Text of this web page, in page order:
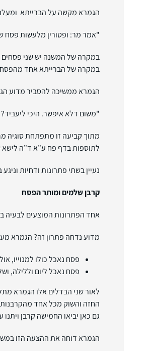
הגמרא מקשה על הברייתא
"אמר מר: ופטורין מלעשות פסח
במקרה של המשנה יש שני פסחים
במקרה של הברייתא אחד
הגמרא ממשיכה להסביר מדוע
"משום דלא איפשר. היכי
מתוך קביעה זו מתפתחת סוגיה
לתוספות בדף פח ע”א ד”ה לישא
נעיין בשתי פתרונות ודחיות
קרבן שלמים ומותר הפסח
אחד הפתרונות המוצעים לבעיה
מדוע נדחה פתרון זה? הגמרא
פסח נאכל כולו למנוייו,
פסח נאכל ליום וללילה,
לאור שני הבדלים אלו הגמרא
החזה והשוק מכל אחד
גם כאן יביאו החמישה קרבן
הגמרא דוחה את ההצעה הזו